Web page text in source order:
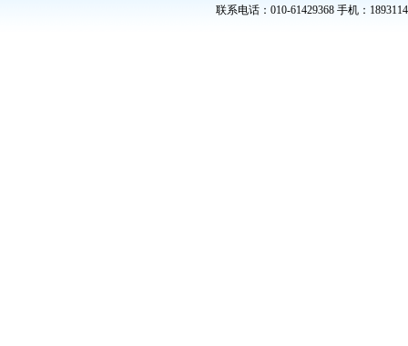
联系电话：010-61429368 手机：